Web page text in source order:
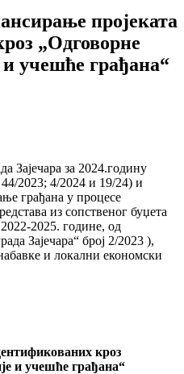
пројеката
„Одговорне
учешће грађана“
Зајечара за 2024.годину
44/2023; 4/2024 и 19/24) и
грађана у процесе
из сопственог буџета
2022-2025. године, од
Зајечара“ број 2/2023 ),
и локални економски
кроз
и учешће грађана“